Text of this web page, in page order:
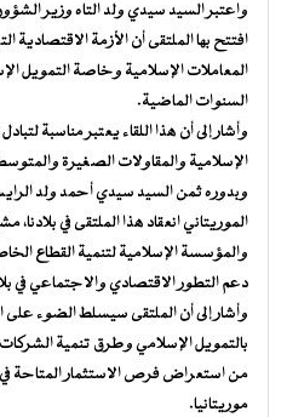
واعتبر السيد سيدي ولد التاه وزير
افتتح بها الملتقى أن الأزمة الاقتصادية
المعاملات الإسلامية وخاصة التمويل
السنوات الماضية.
وأشار إلى أن هذا اللقاء يعتبر مناسبة
الإسلامية والمقاولات الصغيرة
وبدوره ثمن السيد سيدي أحمد ولد
الموريتاني انعقاد هذا الملتقى في
والمؤسسة الإسلامية لتنمية القطاع
دعم التطور الاقتصادي والاجتماعي في
وأشار إلى أن الملتقى سيسلط الضوء
بالتمويل الإسلامي وطرق تنمية
من استعراض فرص الاستثمار المتاحة في
موريتانيا.